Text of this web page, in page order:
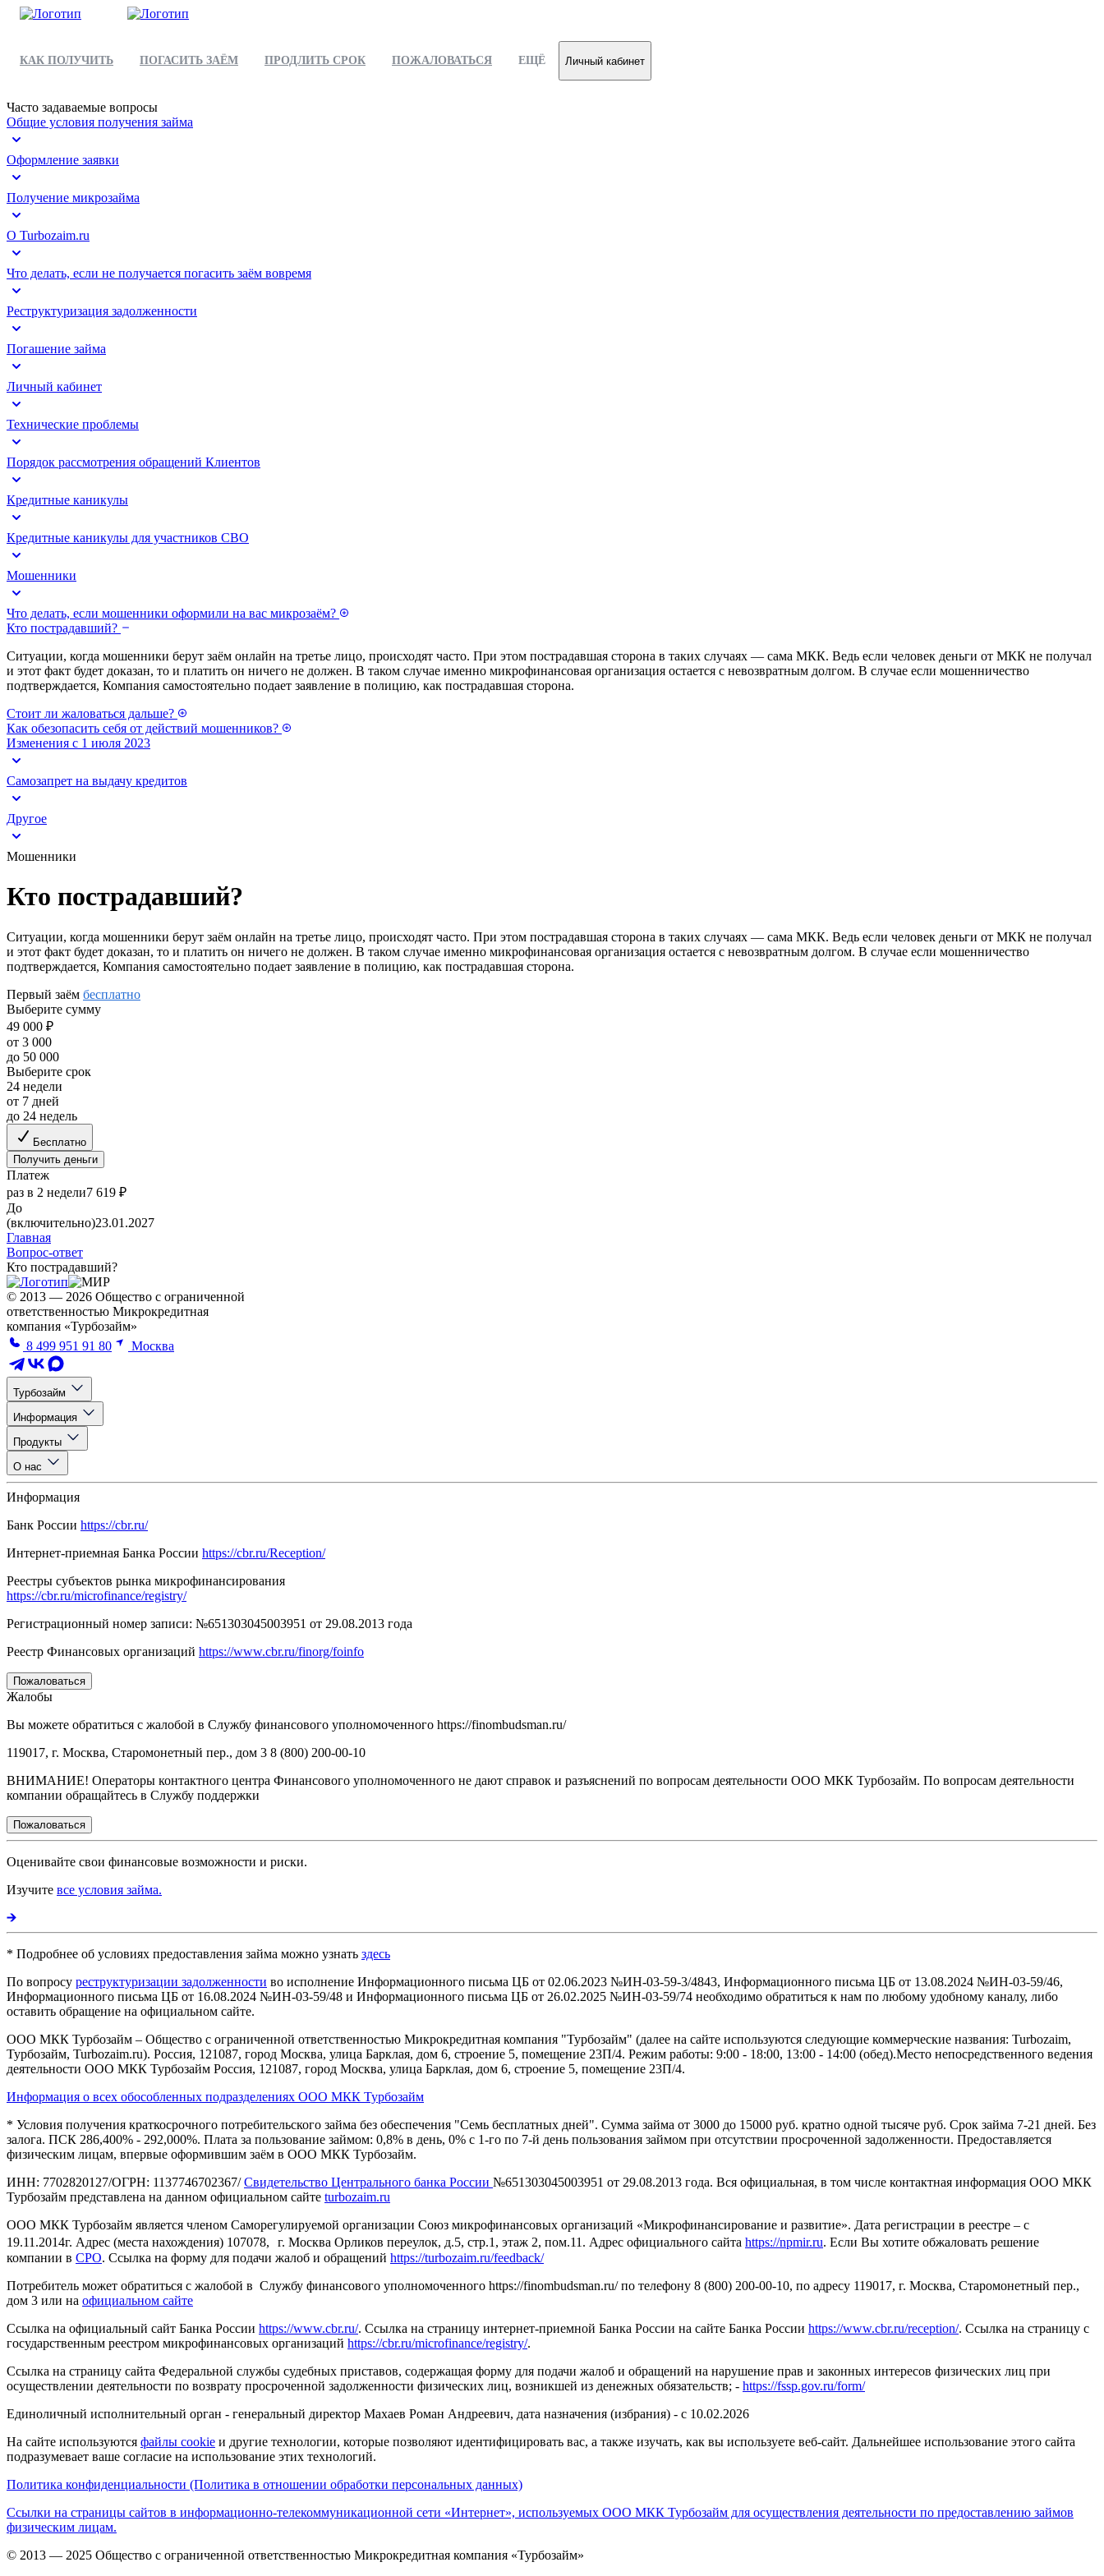
КАК ПОЛУЧИТЬ ПОГАСИТЬ ЗАЁМ ПРОДЛИТЬ СРОК ПОЖАЛОВАТЬСЯ ЕЩЁ Личный кабинет
Часто задаваемые вопросы
Общие условия получения займа
Оформление заявки
Получение микрозайма
О Turbozaim.ru
Что делать, если не получается погасить заём вовремя
Реструктуризация задолженности
Погашение займа
Личный кабинет
Технические проблемы
Порядок рассмотрения обращений Клиентов
Кредитные каникулы
Кредитные каникулы для участников СВО
Мошенники
Что делать, если мошенники оформили на вас микрозаём?
Кто пострадавший?
Ситуации, когда мошенники берут заём онлайн на третье лицо, происходят часто. При этом пострадавшая сторона в таких случаях — сама МКК. Ведь если человек деньги от МКК не получал
и этот факт будет доказан, то и платить он ничего не должен. В таком случае именно микрофинансовая организация остается с невозвратным долгом. В случае если мошенничество
подтверждается, Компания самостоятельно подает заявление в полицию, как пострадавшая сторона.
Стоит ли жаловаться дальше?
Как обезопасить себя от действий мошенников?
Изменения с 1 июля 2023
Самозапрет на выдачу кредитов
Другое
Мошенники
Кто пострадавший?
Ситуации, когда мошенники берут заём онлайн на третье лицо, происходят часто. При этом пострадавшая сторона в таких случаях — сама МКК. Ведь если человек деньги от МКК не получал
и этот факт будет доказан, то и платить он ничего не должен. В таком случае именно микрофинансовая организация остается с невозвратным долгом. В случае если мошенничество
подтверждается, Компания самостоятельно подает заявление в полицию, как пострадавшая сторона.
Первый заём бесплатно
Выберите сумму
49 000 ₽
от 3 000
до 50 000
Выберите срок
24 недели
от 7 дней
до 24 недель
Бесплатно
Получить деньги
Платеж
раз в 2 недели7 619 ₽
До
(включительно)23.01.2027
Главная
Вопрос-ответ
Кто пострадавший?
© 2013 — 2026 Общество с ограниченной
ответственностью Микрокредитная
компания «Турбозайм»
8 499 951 91 80
Москва
Турбозайм
Информация
Продукты
О нас
Информация
Банк России https://cbr.ru/
Интернет-приемная Банка России https://cbr.ru/Reception/
Реестры субъектов рынка микрофинансирования
https://cbr.ru/microfinance/registry/
Регистрационный номер записи: №651303045003951 от 29.08.2013 года
Реестр Финансовых организаций https://www.cbr.ru/finorg/foinfo
Пожаловаться
Жалобы
Вы можете обратиться с жалобой в Службу финансового уполномоченного https://finombudsman.ru/
119017, г. Москва, Старомонетный пер., дом 3 8 (800) 200-00-10
ВНИМАНИЕ! Операторы контактного центра Финансового уполномоченного не дают справок и разъяснений по вопросам деятельности ООО МКК Турбозайм. По вопросам деятельности
компании обращайтесь в Службу поддержки
Пожаловаться
Оценивайте свои финансовые возможности и риски.
Изучите все условия займа.
* Подробнее об условиях предоставления займа можно узнать здесь
По вопросу реструктуризации задолженности во исполнение Информационного письма ЦБ от 02.06.2023 №ИН-03-59-3/4843, Информационного письма ЦБ от 13.08.2024 №ИН-03-59/46,
Информационного письма ЦБ от 16.08.2024 №ИН-03-59/48 и Информационного письма ЦБ от 26.02.2025 №ИН-03-59/74 необходимо обратиться к нам по любому удобному каналу, либо
оставить обращение на официальном сайте.
ООО МКК Турбозайм – Общество с ограниченной ответственностью Микрокредитная компания "Турбозайм" (далее на сайте используются следующие коммерческие названия: Turbozaim,
Турбозайм, Turbozaim.ru). Россия, 121087, город Москва, улица Барклая, дом 6, строение 5, помещение 23П/4. Режим работы: 9:00 - 18:00, 13:00 - 14:00 (обед).Место непосредственного ведения
деятельности ООО МКК Турбозайм Россия, 121087, город Москва, улица Барклая, дом 6, строение 5, помещение 23П/4.
Информация о всех обособленных подразделениях ООО МКК Турбозайм
* Условия получения краткосрочного потребительского займа без обеспечения "Семь бесплатных дней". Сумма займа от 3000 до 15000 руб. кратно одной тысяче руб. Срок займа 7-21 дней. Без
залога. ПСК 286,400% - 292,000%. Плата за пользование займом: 0,8% в день, 0% с 1-го по 7-й день пользования займом при отсутствии просроченной задолженности. Предоставляется
физическим лицам, впервые оформившим заём в ООО МКК Турбозайм.
ИНН: 7702820127/ОГРН: 1137746702367/Свидетельство Центрального банка России №651303045003951 от 29.08.2013 года. Вся официальная, в том числе контактная информация ООО МКК
Турбозайм представлена на данном официальном сайте turbozaim.ru
ООО МКК Турбозайм является членом Саморегулируемой организации Союз микрофинансовых организаций «Микрофинансирование и развитие». Дата регистрации в реестре – с
19.11.2014г. Адрес (места нахождения) 107078, г. Москва Орликов переулок, д.5, стр.1, этаж 2, пом.11. Адрес официального сайта https://npmir.ru. Если Вы хотите обжаловать решение
компании в СРО. Ссылка на форму для подачи жалоб и обращений https://turbozaim.ru/feedback/
Потребитель может обратиться с жалобой в Службу финансового уполномоченного https://finombudsman.ru/ по телефону 8 (800) 200-00-10, по адресу 119017, г. Москва, Старомонетный пер.,
дом 3 или на официальном сайте
Ссылка на официальный сайт Банка России https://www.cbr.ru/. Ссылка на страницу интернет-приемной Банка России на сайте Банка России https://www.cbr.ru/reception/. Ссылка на страницу с
государственным реестром микрофинансовых организаций https://cbr.ru/microfinance/registry/.
Ссылка на страницу сайта Федеральной службы судебных приставов, содержащая форму для подачи жалоб и обращений на нарушение прав и законных интересов физических лиц при
осуществлении деятельности по возврату просроченной задолженности физических лиц, возникшей из денежных обязательств; - https://fssp.gov.ru/form/
Единоличный исполнительный орган - генеральный директор Махаев Роман Андреевич, дата назначения (избрания) - с 10.02.2026
На сайте используются файлы cookie и другие технологии, которые позволяют идентифицировать вас, а также изучать, как вы используете веб-сайт. Дальнейшее использование этого сайта
подразумевает ваше согласие на использование этих технологий.
Политика конфиденциальности (Политика в отношении обработки персональных данных)
Ссылки на страницы сайтов в информационно-телекоммуникационной сети «Интернет», используемых ООО МКК Турбозайм для осуществления деятельности по предоставлению займов
физическим лицам.
© 2013 — 2025 Общество с ограниченной ответственностью Микрокредитная компания «Турбозайм»